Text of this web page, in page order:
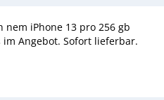
nem iPhone 13 pro 256 gb
Angebot. Sofort lieferbar.